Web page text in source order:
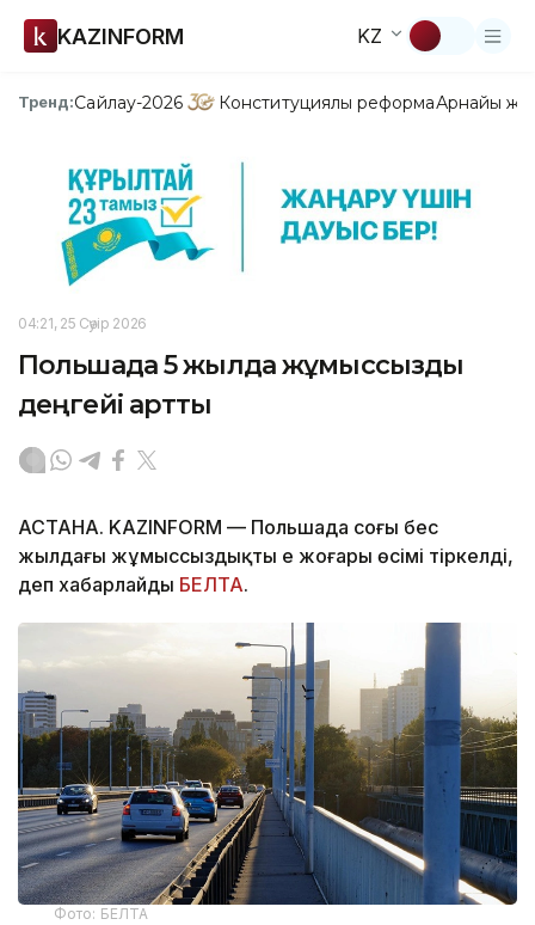
KAZINFORM KZ
Тренд:Сайлау-2026 Конституциялық реформаАрнайы
04:21, 25 Сәуір 2026
Польшада 5 жылда жұмыссыздық
деңгейі артты
АСТАНА. KAZINFORM — Польшада соңғы бес
жылдағы жұмыссыздықтың ең жоғары өсімі тіркелді,
деп хабарлайды БЕЛТА.
Фото: БЕЛТА